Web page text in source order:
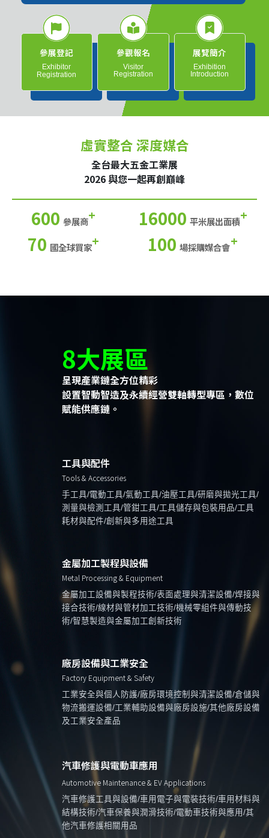
參展登記
Exhibitor
Registration
參觀報名
Visitor
Registration
展覽簡介
Exhibition
Introduction
虛實整合 深度媒合
全台最大五金工業展
2026 與您一起再創巔峰
600 參展商+ 16000 平米展出面積+
70 國全球買家+ 100 場採購媒合會+
8大展區
呈現產業鏈全方位精彩
設置智動智造及永續經營雙軸轉型專區，數位
賦能供應鏈。
工具與配件
Tools & Accessories
手工具/電動工具/氣動工具/油壓工具/研磨與拋光工具/
測量與檢測工具/管鉗工具/工具儲存與包裝用品/工具
耗材與配件/創新與多用途工具
金屬加工製程與設備
Metal Processing & Equipment
金屬加工設備與製程技術/表面處理與清潔設備/焊接與
接合技術/線材與管材加工技術/機械零組件與傳動技
術/智慧製造與金屬加工創新技術
廠房設備與工業安全
Factory Equipment & Safety
工業安全與個人防護/廠房環境控制與清潔設備/倉儲與
物流搬運設備/工業輔助設備與廠房設施/其他廠房設備
及工業安全產品
汽車修護與電動車應用
Automotive Maintenance & EV Applications
汽車修護工具與設備/車用電子與電裝技術/車用材料與
結構技術/汽車保養與潤滑技術/電動車技術與應用/其
他汽車修護相關用品